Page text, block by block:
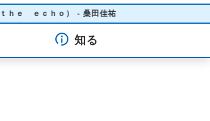
ｈｏ） - 桑田佳祐
知る